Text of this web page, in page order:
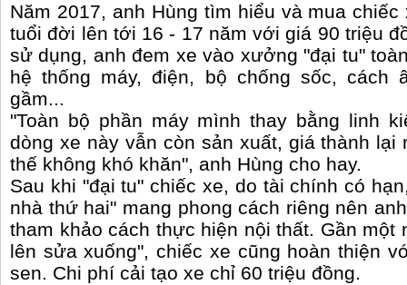
Năm 2017, anh Hùng tìm hiểu và mua
tuổi đời lên tới 16 - 17 năm với giá 90 triệu
sử dụng, anh đem xe vào xưởng "đại tu"
hệ thống máy, điện, bộ chống sốc, cách
gầm...
"Toàn bộ phần máy mình thay bằng linh
dòng xe này vẫn còn sản xuất, giá thành lại
thế không khó khăn", anh Hùng cho hay.
Sau khi "đại tu" chiếc xe, do tài chính có
nhà thứ hai" mang phong cách riêng nên
tham khảo cách thực hiện nội thất. Gần một
lên sửa xuống", chiếc xe cũng hoàn thiện
sen. Chi phí cải tạo xe chỉ 60 triệu đồng.